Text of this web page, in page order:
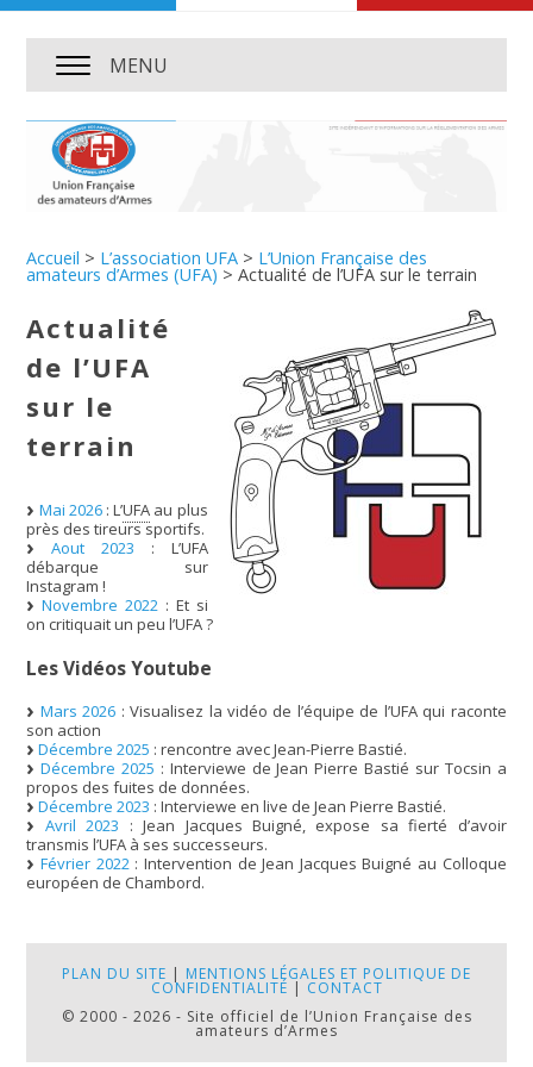
MENU
Accueil > L’association UFA > L’Union Française des
amateurs d’Armes (UFA) >Actualité de l’UFA sur le terrain
Actualité
de l’UFA
sur le
terrain
Mai 2026: L’UFA au plus
près des tireurs sportifs.
Aout 2023 : L’UFA
débarque sur
Instagram !
Novembre 2022 : Et si
on critiquait un peu l’UFA ?
Les Vidéos Youtube
Mars 2026 : Visualisez la vidéo de l’équipe de l’UFA qui raconte
son action
Décembre 2025 : rencontre avec Jean-Pierre Bastié.
Décembre 2025 : Interviewe de Jean Pierre Bastié sur Tocsin a
propos des fuites de données.
Décembre 2023 : Interviewe en live de Jean Pierre Bastié.
Avril 2023 : Jean Jacques Buigné, expose sa fierté d’avoir
transmis l’UFA à ses successeurs.
Février 2022: Intervention de Jean Jacques Buigné au Colloque
européen de Chambord.
PLAN DU SITE | MENTIONS LÉGALES ET POLITIQUE DE
CONFIDENTIALITÉ | CONTACT
© 2000 - 2026 - Site officiel de l’Union Française des
amateurs d’Armes